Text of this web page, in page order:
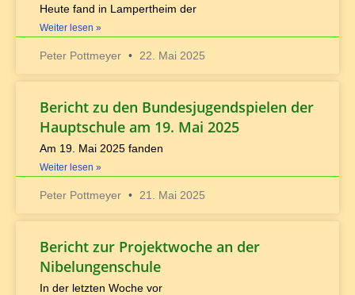
Heute fand in Lampertheim der
Weiter lesen »
Peter Pottmeyer 22. Mai 2025
Bericht zu den Bundesjugendspielen der
Hauptschule am 19. Mai 2025
Am 19. Mai 2025 fanden
Weiter lesen »
Peter Pottmeyer 21. Mai 2025
Bericht zur Projektwoche an der
Nibelungenschule
In der letzten Woche vor